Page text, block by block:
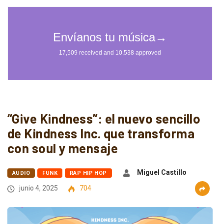
“Give Kindness”: el nuevo sencillo
de Kindness Inc. que transforma
con soul y mensaje
AUDIO FUNK RAP HIP HOP
Miguel Castillo
junio 4, 2025
704